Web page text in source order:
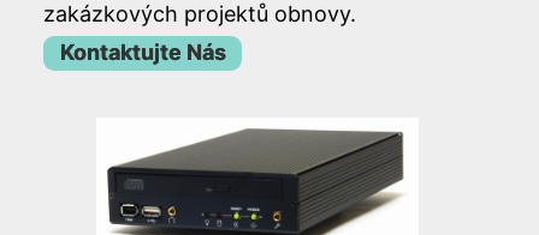
zakázkových projektů obnovy.
Kontaktujte Nás